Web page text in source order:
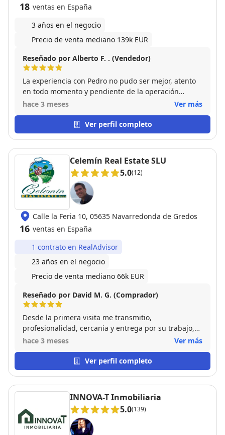
18 ventas en España
3 años en el negocio
Precio de venta mediano 139k EUR
Reseñado por Alberto F. . (Vendedor)
La experiencia con Pedro no pudo ser mejor, atento
en todo momento y pendiente de la operación
incluso en cosas que no eran de su disposición,
hace 3 meses Ver más
Ver perfil completo
Celemín Real Estate SLU
5.0(12)
Calle la Feria 10, 05635 Navarredonda de Gredos
16 ventas en España
1 contrato en RealAdvisor
23 años en el negocio
Precio de venta mediano 66k EUR
Reseñado por David M. G. (Comprador)
Desde la primera visita me transmitio,
profesionalidad, cercania y entrega por su trabajo,
durante todo el proceso de compra se mantuvo muy
momento. Puedo decir que es un gran profesional y
que mi grado de satisfaccion en la operacion es alto.
tipo León!
hace 3 meses Ver más
Ver perfil completo
INNOVA-T Inmobiliaria
5.0(139)